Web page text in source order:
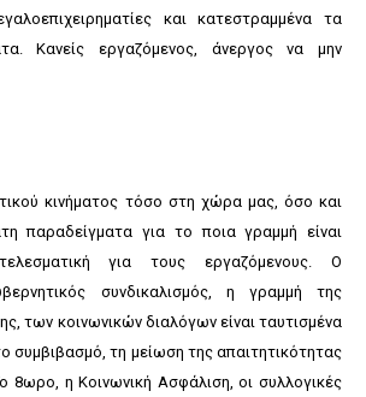
και κατεστραμμένα τα
Κανείς εργαζόμενος, άνεργος να μην
κινήματος τόσο στη χώρα μας, όσο και
παραδείγματα για το ποια γραμμή είναι
για τους εργαζόμενους. Ο
συνδικαλισμός, η γραμμή της
των κοινωνικών διαλόγων είναι ταυτισμένα
συμβιβασμό, τη μείωση της απαιτητικότητας
8ωρο, η Κοινωνική Ασφάλιση, οι συλλογικές